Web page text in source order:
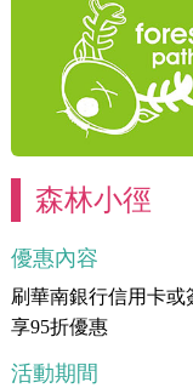
森林小徑
優惠內容
刷華南銀行信用卡或
享95折優惠
活動期間